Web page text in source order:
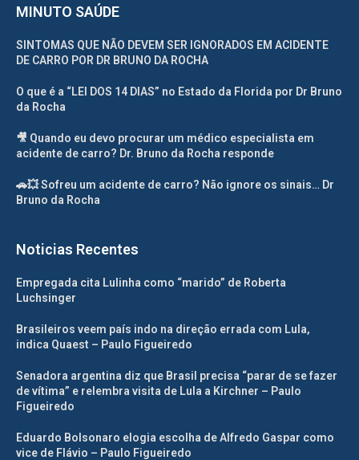
MINUTO SAÚDE
SINTOMAS QUE NÃO DEVEM SER IGNORADOS EM ACIDENTE
DE CARRO POR DR BRUNO DA ROCHA
O que é a “LEI DOS 14 DIAS” no Estado da Florida por Dr Bruno
da Rocha
🎥 Quando eu devo procurar um médico especialista em
acidente de carro? Dr. Bruno da Rocha responde
🚗💥 Sofreu um acidente de carro? Não ignore os sinais… Dr
Bruno da Rocha
Noticias Recentes
Empregada cita Lulinha como “marido” de Roberta
Luchsinger
Brasileiros veem país indo na direção errada com Lula,
indica Quaest – Paulo Figueiredo
Senadora argentina diz que Brasil precisa “parar de se fazer
de vítima” e relembra visita de Lula a Kirchner – Paulo
Figueiredo
Eduardo Bolsonaro elogia escolha de Alfredo Gaspar como
vice de Flávio – Paulo Figueiredo